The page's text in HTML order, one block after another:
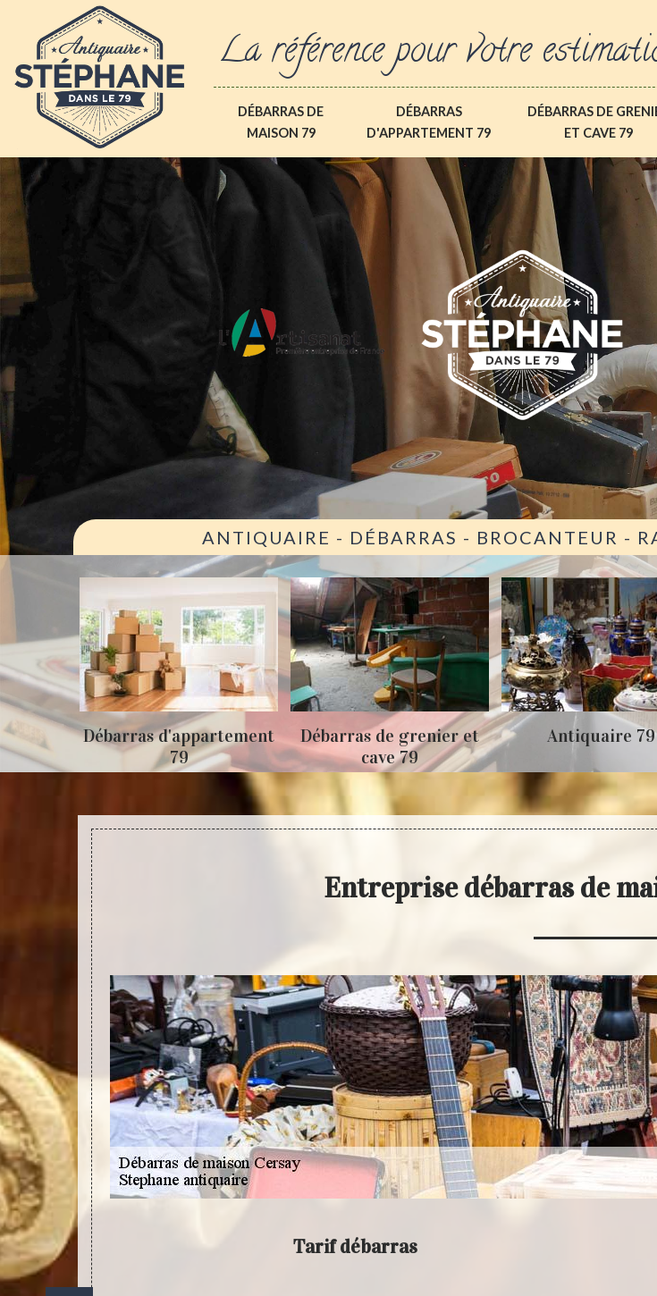
La référence pour votre
DÉBARRAS DE
MAISON 79
DÉBARRAS
D'APPARTEMENT 79
DÉBARRAS DE
ET CAVE 79
ANTIQUAIRE - DÉBARRAS - BROCANTEUR -
79
Débarras d'appartement
79
Débarras de grenier et
cave 79
Antiquaire 79
Entreprise débarras de
Tarif débarras